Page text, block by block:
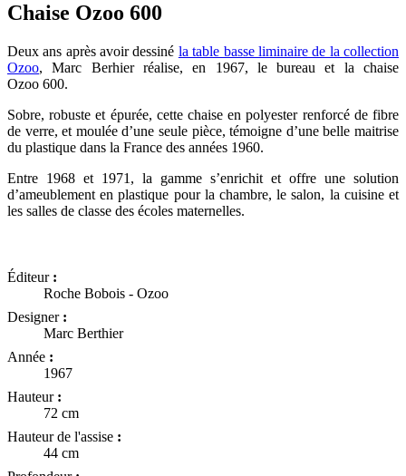
Chaise Ozoo 600
Deux ans après avoir dessiné la table basse liminaire de la collection
Ozoo, Marc Berhier réalise, en 1967, le bureau et la chaise
Ozoo 600.
Sobre, robuste et épurée, cette chaise en polyester renforcé de fibre
de verre, et moulée d’une seule pièce, témoigne d’une belle maitrise
du plastique dans la France des années 1960.
Entre 1968 et 1971, la gamme s’enrichit et offre une solution
d’ameublement en plastique pour la chambre, le salon, la cuisine et
les salles de classe des écoles maternelles.
Éditeur :
Roche Bobois - Ozoo
Designer :
Marc Berthier
Année :
1967
Hauteur :
72 cm
Hauteur de l'assise :
44 cm